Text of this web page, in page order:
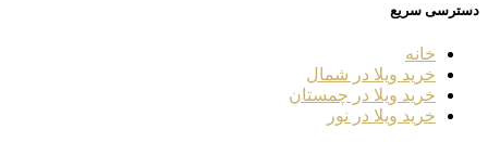
دسترسی سریع
خانه
خرید ویلا در شمال
خرید ویلا در چمستان
خرید ویلا در نور